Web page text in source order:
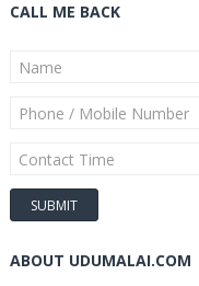
CALL ME BACK
ABOUT UDUMALAI.COM